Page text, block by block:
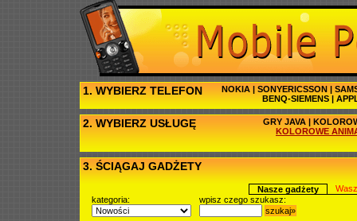
1. WYBIERZ TELEFON NOKIA | SONYERICSSON |
BENQ-SIEMENS |
2. WYBIERZ USŁUGĘ GRY JAVA |
KOLOROWE
3. ŚCIĄGAJ GADŻETY
Nasze gadżety
kategoria:
wpisz czego szukasz:
szukaj»